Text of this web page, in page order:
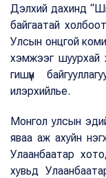
Дэлхий дахинд
байгаатай
Улсын онцгой
хэмжээг шуурхай
гишүүн
илэрхийлье.
Монгол улсын
яваа аж ахуйн
Улаанбаатар
хувьд